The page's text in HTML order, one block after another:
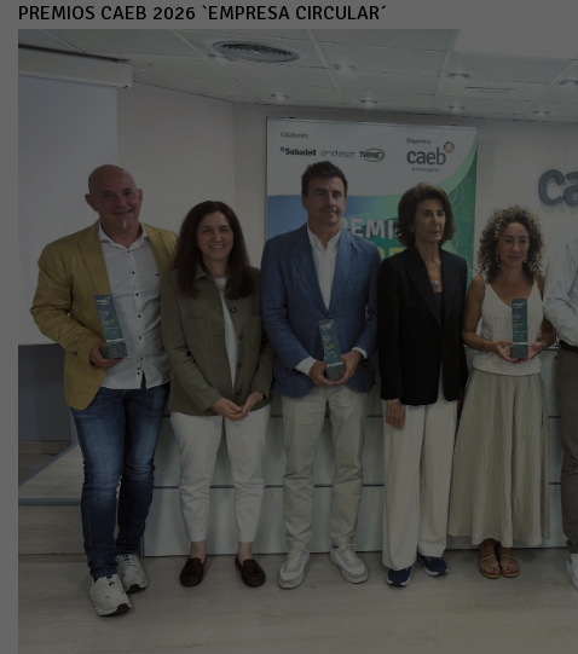
PREMIOS CAEB 2026 `EMPRESA CIRCULAR´